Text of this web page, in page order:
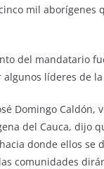
mil aborígenes
del mandatario
líderes de
Domingo Caldón,
del Cauca, dijo
donde ellos se
comunidades